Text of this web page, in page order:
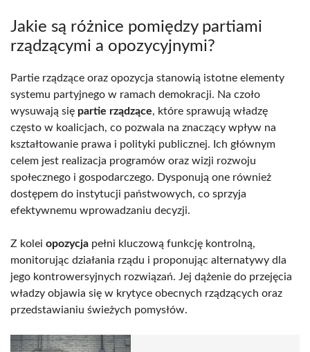
Jakie są różnice pomiędzy partiami
rządzącymi a opozycyjnymi?
Partie rządzące oraz opozycja stanowią istotne elementy
systemu partyjnego w ramach demokracji. Na czoło
wysuwają się partie rządzące, które sprawują władzę
często w koalicjach, co pozwala na znaczący wpływ na
kształtowanie prawa i polityki publicznej. Ich głównym
celem jest realizacja programów oraz wizji rozwoju
społecznego i gospodarczego. Dysponują one również
dostępem do instytucji państwowych, co sprzyja
efektywnemu wprowadzaniu decyzji.
Z kolei opozycja pełni kluczową funkcję kontrolną,
monitorując działania rządu i proponując alternatywy dla
jego kontrowersyjnych rozwiązań. Jej dążenie do przejęcia
władzy objawia się w krytyce obecnych rządzących oraz
przedstawianiu świeżych pomysłów.